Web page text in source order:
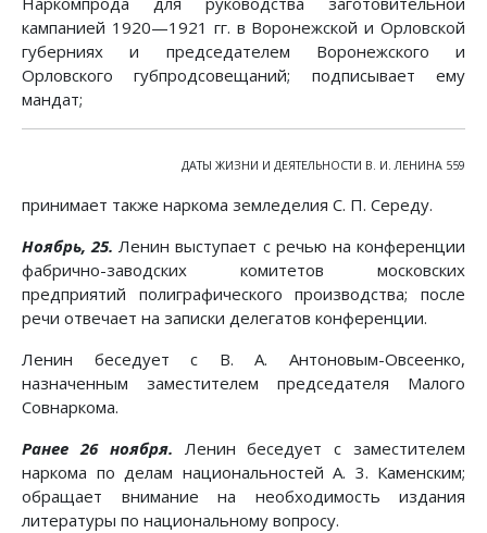
кампанией 1920—1921 гг. в Воронежской и Орловской
губерниях и председателем Воронежского и
Орловского губпродсовещаний; подписывает ему
мандат;
ДАТЫ ЖИЗНИ И ДЕЯТЕЛЬНОСТИ В. И. ЛЕНИНА 559
принимает также наркома земледелия С. П. Середу.
Ноябрь, 25. Ленин выступает с речью на конференции
фабрично-заводских комитетов московских
предприятий полиграфического производства; после
речи отвечает на записки делегатов конференции.
Ленин беседует с В. А. Антоновым-Овсеенко,
назначенным заместителем председателя Малого
Совнаркома.
Ранее 26 ноября. Ленин беседует с заместителем
наркома по делам национальностей А. 3. Каменским;
обращает внимание на необходимость издания
литературы по национальному вопросу.